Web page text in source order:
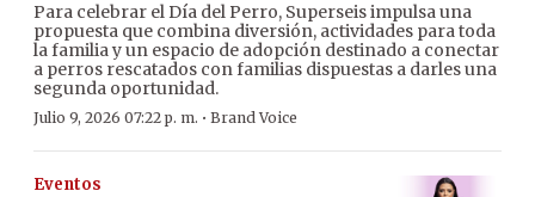
Para celebrar el Día del Perro, Superseis impulsa una
propuesta que combina diversión, actividades para toda
la familia y un espacio de adopción destinado a conectar
a perros rescatados con familias dispuestas a darles una
segunda oportunidad.
Julio 9, 2026 07:22 p. m. · Brand Voice
Eventos